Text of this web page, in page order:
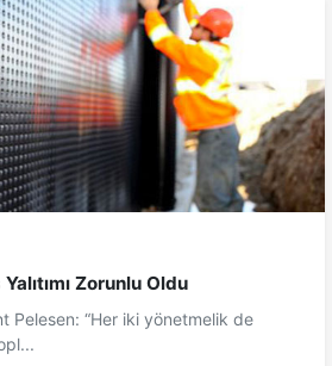
Zorunlu Oldu
Pelesen: “Her iki yönetmelik de